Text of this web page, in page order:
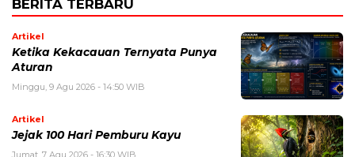
BERITA TERBARU
Artikel
Ketika Kekacauan Ternyata Punya
Aturan
Minggu, 9 Agu 2026 - 14:50 WIB
Artikel
Jejak 100 Hari Pemburu Kayu
Jumat, 7 Agu 2026 - 16:30 WIB